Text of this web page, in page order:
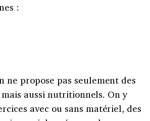
:
ne propose pas seulement des
aussi nutritionnels. On y
avec ou sans matériel, des